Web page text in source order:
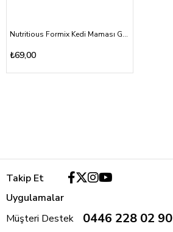
Nutritious Formix Kedi Maması Gurme 500gr
₺69,00
Takip Et
Uygulamalar
Müşteri Destek
0446 228 02 90